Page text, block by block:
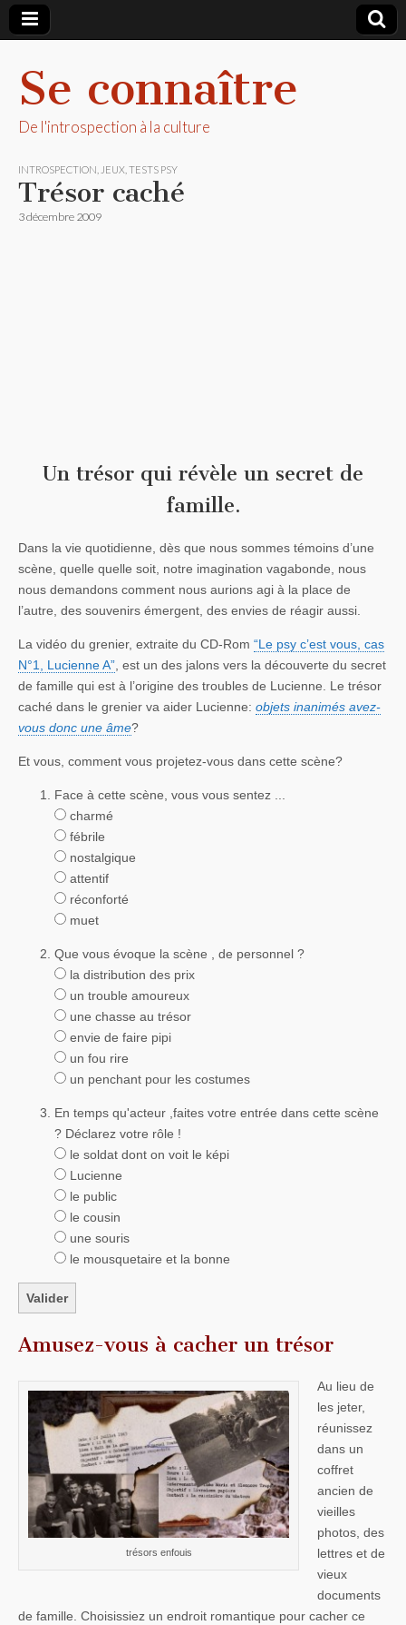
Se connaître
De l'introspection à la culture
INTROSPECTION JEUX TESTS PSY
Trésor caché
3 décembre 2009
Un trésor qui révèle un secret de
famille.
Dans la vie quotidienne, dès que nous sommes témoins d’une
scène, quelle quelle soit, notre imagination vagabonde, nous
nous demandons comment nous aurions agi à la place de
l’autre, des souvenirs émergent, des envies de réagir aussi.
La vidéo du grenier, extraite du CD-Rom “Le psy c’est vous, cas
N°1, Lucienne A” , est un des jalons vers la découverte du secret
de famille qui est à l’origine des troubles de Lucienne. Le trésor
caché dans le grenier va aider Lucienne: objets inanimés avez-
vous donc une âme?
Et vous, comment vous projetez-vous dans cette scène?
Face à cette scène, vous vous sentez ...
charmé
fébrile
nostalgique
attentif
réconforté
muet
Que vous évoque la scène , de personnel ?
la distribution des prix
un trouble amoureux
une chasse au trésor
envie de faire pipi
un fou rire
un penchant pour les costumes
En temps qu'acteur ,faites votre entrée dans cette scène
? Déclarez votre rôle !
le soldat dont on voit le képi
Lucienne
le public
le cousin
une souris
le mousquetaire et la bonne
Amusez-vous à cacher un trésor
trésors enfouis
Au lieu de
les jeter,
réunissez
dans un
coffret
ancien de
vieilles
photos, des
lettres et de
vieux
documents
de famille. Choisissiez un endroit romantique pour cacher ce